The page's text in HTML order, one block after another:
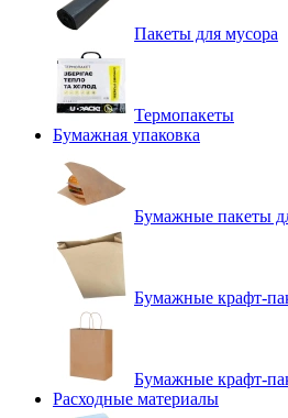
Пакеты для мусора
Термопакеты
Бумажная упаковка
Бумажные пакеты
Бумажные крафт-
Бумажные крафт-
Расходные материалы